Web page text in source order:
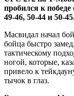
пробился к
49-46, 50-44 и 50-
Масвидал начал
бойца быстро
тактическому
ногой, которые,
привело к
тычок в глаз.